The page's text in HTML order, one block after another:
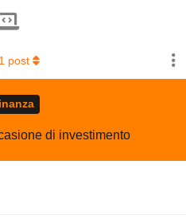
di investimento
1 post